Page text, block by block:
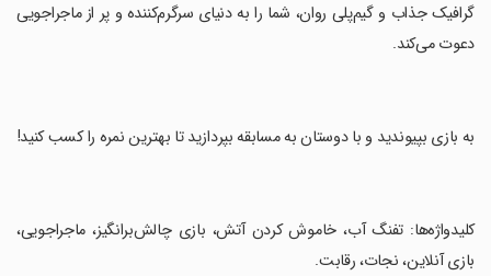
گرافیک جذاب و گیم‌پلی روان، شما را به دنیای سرگرم‌کننده و پر از ماجراجویی
دعوت می‌کند.
‏به بازی بپیوندید و با دوستان به مسابقه بپردازید تا بهترین نمره را کسب کنید!
‏کلیدواژه‌ها: تفنگ آب، خاموش کردن آتش، بازی چالش‌برانگیز، ماجراجویی،
بازی آنلاین، نجات، رقابت.